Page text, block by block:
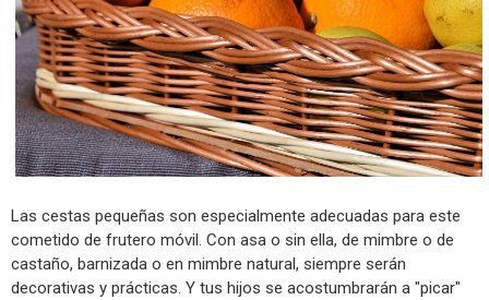
Las cestas pequeñas son especialmente adecuadas para este
cometido de frutero móvil. Con asa o sin ella, de mimbre o de
castaño, barnizada o en mimbre natural, siempre serán
decorativas y prácticas. Y tus hijos se acostumbrarán a "picar"